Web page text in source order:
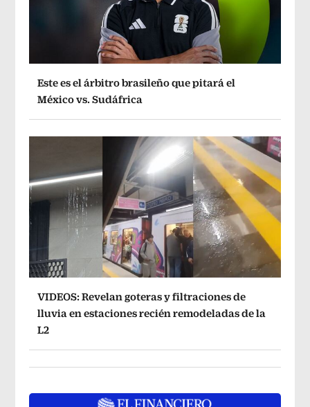
Este es el árbitro brasileño que pitará el
México vs. Sudáfrica
VIDEOS: Revelan goteras y filtraciones de
lluvia en estaciones recién remodeladas de la
L2